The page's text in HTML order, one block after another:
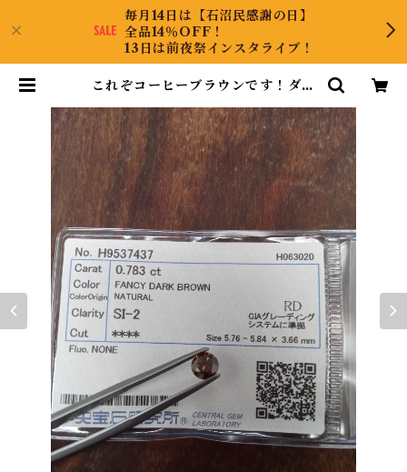
毎月14日は【石沼民感謝の日】
全品14％OFF！
13日は前夜祭インスタライブ！
これぞコーヒーブラウンです！ダイ